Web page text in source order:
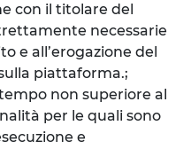
con il titolare del
necessarie
e all’erogazione del
piattaforma.;
non superiore al
per le quali sono
e